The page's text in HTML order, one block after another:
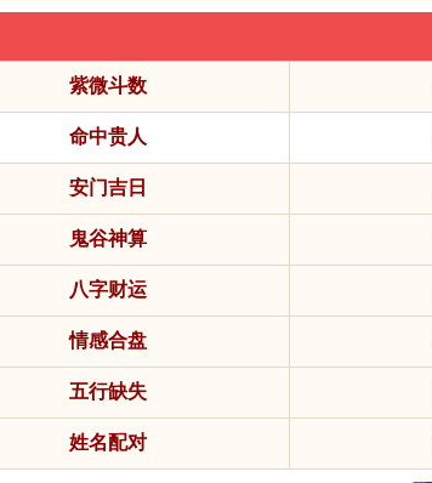
紫微斗数
命中贵人
安门吉日
鬼谷神算
八字财运
情感合盘
五行缺失
姓名配对